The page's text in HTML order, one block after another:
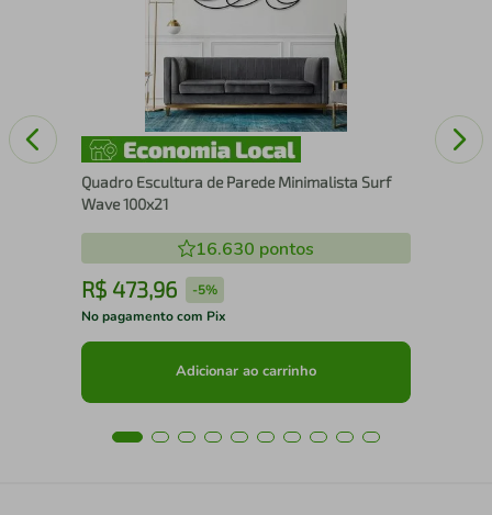
Quadro Escultura de Parede Minimalista Surf
Wave 100x21
16.630 pontos
R$ 473,96 -5%
No pagamento com Pix
Adicionar ao carrinho